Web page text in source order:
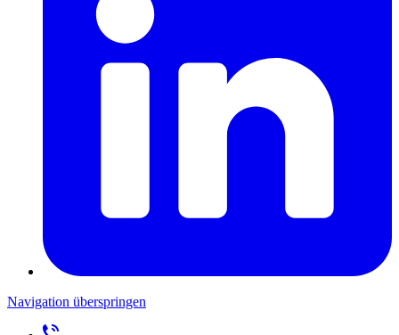
Navigation überspringen